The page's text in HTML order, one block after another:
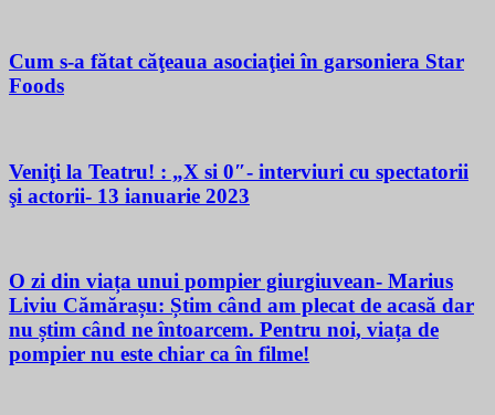
Cum s-a fătat căţeaua asociaţiei în garsoniera Star
Foods
Veniţi la Teatru! : „X si 0″- interviuri cu spectatorii
şi actorii- 13 ianuarie 2023
O zi din viața unui pompier giurgiuvean- Marius
Liviu Cămărașu: Știm când am plecat de acasă dar
nu știm când ne întoarcem. Pentru noi, viața de
pompier nu este chiar ca în filme!